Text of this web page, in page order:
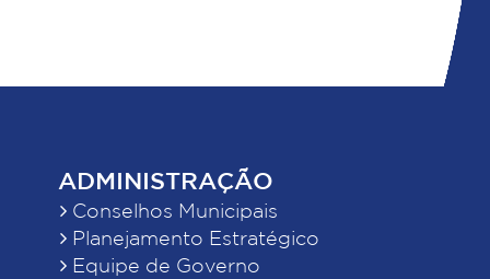
ADMINISTRAÇÃO
Conselhos Municipais
Planejamento Estratégico
Equipe de Governo